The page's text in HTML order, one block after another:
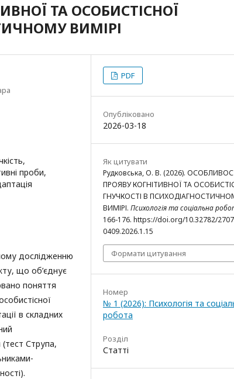
ТА ОСОБИСТІСНОЇ
ВИМІРІ
проби,
дослідженню
що об’єднує
поняття
в складних
(тест Струпа,
PDF
Опубліковано
2026-03-18
Як цитувати
Рудковська, О. В. (2026).
ПРОЯВУ КОГНІТИВНОЇ ТА
ГНУЧКОСТІ В
ВИМІРІ. Психологія та соціальна
166-176. https://doi.org/10.32782/
0409.2026.1.15
Формати цитування
Номер
№ 1 (2026): Психологія та
робота
Розділ
Статті